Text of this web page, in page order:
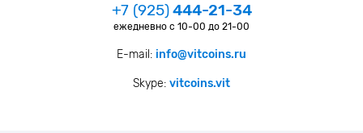
+7 (925)444-21-34
ежедневно с 10-00 до 21-00
E-mail: info@vitcoins.ru
Skype: vitcoins.vit